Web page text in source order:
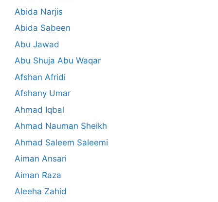
Abida Narjis
Abida Sabeen
Abu Jawad
Abu Shuja Abu Waqar
Afshan Afridi
Afshany Umar
Ahmad Iqbal
Ahmad Nauman Sheikh
Ahmad Saleem Saleemi
Aiman Ansari
Aiman Raza
Aleeha Zahid